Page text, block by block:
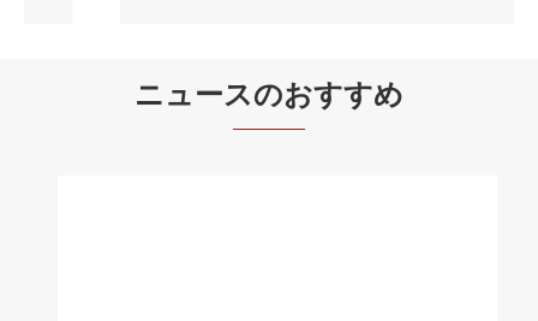
ニュースのおすすめ